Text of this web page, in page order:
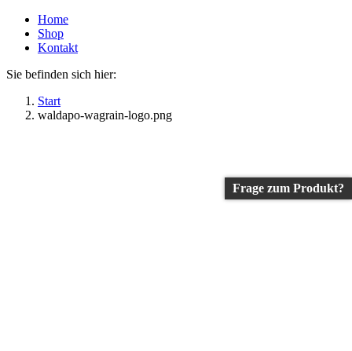
Home
Shop
Kontakt
Sie befinden sich hier:
Start
waldapo-wagrain-logo.png
Frage zum Produkt?